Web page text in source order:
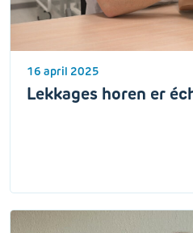
16 april 2025
Lekkages horen er